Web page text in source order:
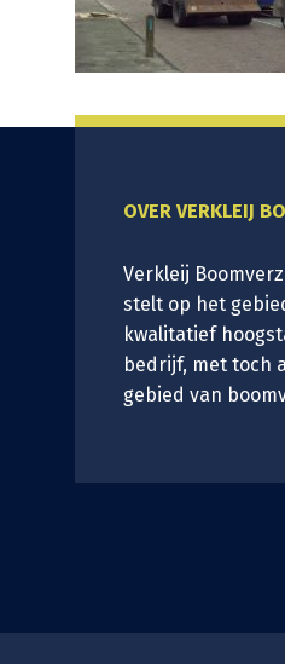
OVER VERKLEIJ
Verkleij
stelt op het
kwalitatief
bedrijf, met toch
gebied van